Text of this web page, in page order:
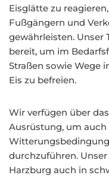
Eisglätte zu
Fußgängern und
gewährleisten. Unser
bereit, um im
Straßen sowie Wege
Eis zu befreien.
Wir verfügen über
Ausrüstung, um
durchzuführen.
Harzburg auch in